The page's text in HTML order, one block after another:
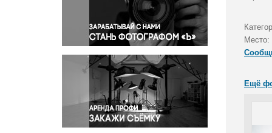
Правосудие
Происшествия и конфликты
Религия
Светская жизнь
Спорт
Экология
Экономика и бизнес
Место:
Ещё